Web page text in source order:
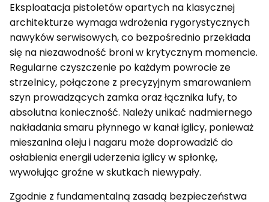
Eksploatacja pistoletów opartych na klasycznej
architekturze wymaga wdrożenia rygorystycznych
nawyków serwisowych, co bezpośrednio przekłada
się na niezawodność broni w krytycznym momencie.
Regularne czyszczenie po każdym powrocie ze
strzelnicy, połączone z precyzyjnym smarowaniem
szyn prowadzących zamka oraz łącznika lufy, to
absolutna konieczność. Należy unikać nadmiernego
nakładania smaru płynnego w kanał iglicy, ponieważ
mieszanina oleju i nagaru może doprowadzić do
osłabienia energii uderzenia iglicy w spłonkę,
wywołując groźne w skutkach niewypały.
Zgodnie z fundamentalną zasadą bezpieczeństwa